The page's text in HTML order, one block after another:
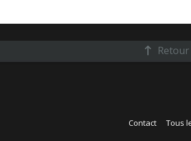
Contact Tous